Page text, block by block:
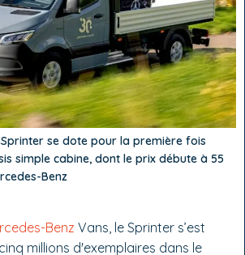
se dote pour la première fois
simple cabine, dont le prix débute à 55
Benz
Benz Vans, le Sprinter s’est
millions d'exemplaires dans le